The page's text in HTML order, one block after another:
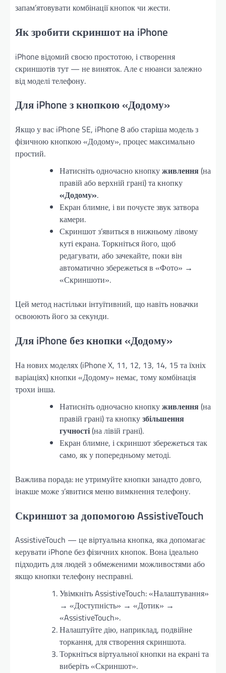
запам’ятовувати комбінації кнопок чи жести.
Як зробити скриншот на iPhone
iPhone відомий своєю простотою, і створення
скриншотів тут — не виняток. Але є нюанси залежно
від моделі телефону.
Для iPhone з кнопкою «Додому»
Якщо у вас iPhone SE, iPhone 8 або старіша модель з
фізичною кнопкою «Додому», процес максимально
простий.
Натисніть одночасно кнопкуживлення(на
правій або верхній грані) та кнопку
«Додому».
Екран блимне, і ви почуєте звук затвора
камери.
Скриншот з’явиться в нижньому лівому
куті екрана. Торкніться його, щоб
редагувати, або зачекайте, поки він
автоматично збережеться в «Фото» →
«Скриншоти».
Цей метод настільки інтуїтивний, що навіть новачки
освоюють його за секунди.
Для iPhone без кнопки «Додому»
На нових моделях (iPhone X, 11, 12, 13, 14, 15 та їхніх
варіаціях) кнопки «Додому» немає, тому комбінація
трохи інша.
Натисніть одночасно кнопкуживлення(на
правій грані) та кнопкузбільшення
гучності(на лівій грані).
Екран блимне, і скриншот збережеться так
само, як у попередньому методі.
Важлива порада: не утримуйте кнопки занадто довго,
інакше може з’явитися меню вимкнення телефону.
Скриншот за допомогою AssistiveTouch
AssistiveTouch — це віртуальна кнопка, яка допомагає
керувати iPhone без фізичних кнопок. Вона ідеально
підходить для людей з обмеженими можливостями або
якщо кнопки телефону несправні.
Увімкніть AssistiveTouch: «Налаштування»
→ «Доступність» → «Дотик» →
«AssistiveTouch».
Налаштуйте дію, наприклад, подвійне
торкання, для створення скриншота.
Торкніться віртуальної кнопки на екрані та
виберіть «Скриншот».